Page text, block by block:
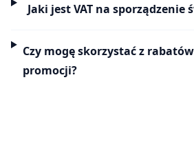
Jaki jest VAT na sporządzenie
Czy mogę skorzystać z
promocji?